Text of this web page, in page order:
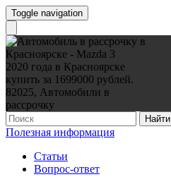
Toggle navigation
Найти
Полезная информация
Статьи
Вопрос-ответ